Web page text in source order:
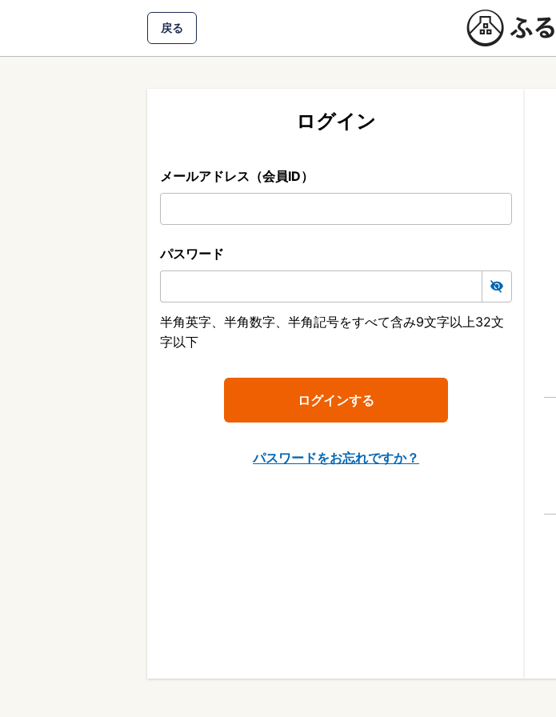
戻る
ログイン
メールアドレス（会員ID）
パスワード
半角英字、半角数字、半角記号をすべて含み9文字以上32文
字以下
パスワードをお忘れですか？